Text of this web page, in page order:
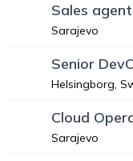
Sales agent
Sarajevo
Senior
Helsingborg,
Cloud
Sarajevo